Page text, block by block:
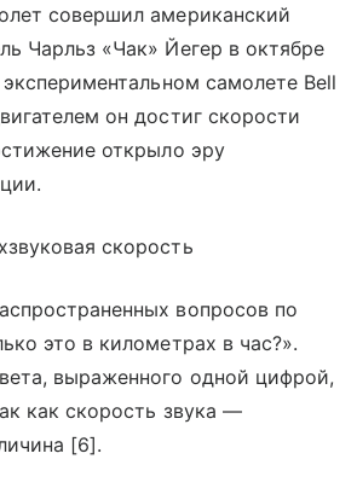
совершил американский
Чарльз «Чак» Йегер в октябре
самолете Bell
он достиг скорости
открыло эру
скорость
вопросов по
это в километрах в час?».
выраженного одной цифрой,
как скорость звука —
[6].